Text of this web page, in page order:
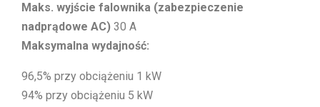
Maks. wyjście falownika (zabezpieczenie
nadprądowe AC) 30 A
Maksymalna wydajność:
96,5% przy obciążeniu 1 kW
94% przy obciążeniu 5 kW